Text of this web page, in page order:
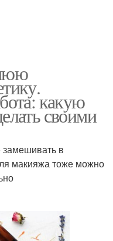
какую
своими
в
макияжа тоже можно